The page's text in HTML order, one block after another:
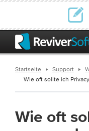
Startseite Support
Wie oft sollte ich
Wie oft